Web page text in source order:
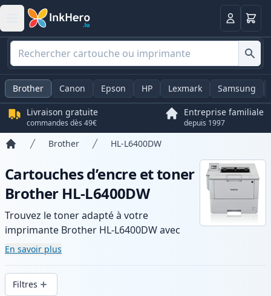
Panier
Brother Canon Epson HP Lexmark Samsung
Livraison gratuite
commandes dès 49€
Entreprise familiale
depuis 1997
Brother HL-L6400DW
Cartouches d’encre et toner
Brother HL-L6400DW
Trouvez le toner adapté à votre
imprimante Brother HL-L6400DW avec
notre gamme de cartouches compatibles
et haute capacité. Profitez d’une qualité
d’impression constante et d’une livraison
rapide depuis un stock local en .
En savoir plus
Filtres